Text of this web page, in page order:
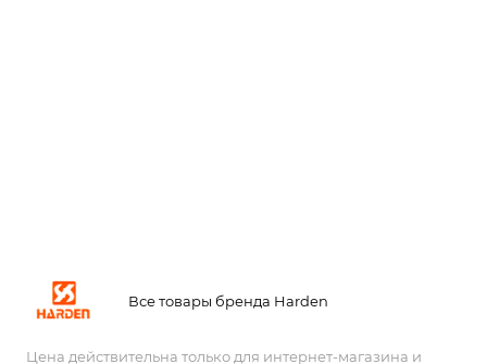
Все товары бренда Harden
Цена действительна только для интернет-магазина и